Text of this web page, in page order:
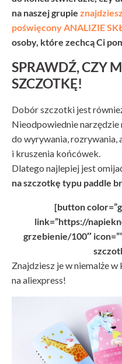
na naszej grupie
poświęcony ANALIZIE
osoby, które zechcą Ci
SPRAWDŹ, CZY
SZCZOTKĘ!
Dobór szczotki jest
Nieodpowiednie narzędzie
do wyrywania, rozrywania,
i kruszenia końcówek.
Dlatego najlepiej jest
na szczotkę typu paddle
[button
link=”https://
grzebienie/100″
Znajdziesz je w niemalże
na aliexpress!